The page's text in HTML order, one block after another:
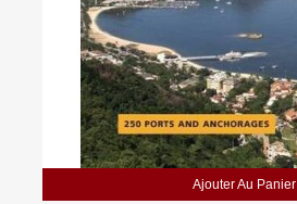
Ajouter Au Panier